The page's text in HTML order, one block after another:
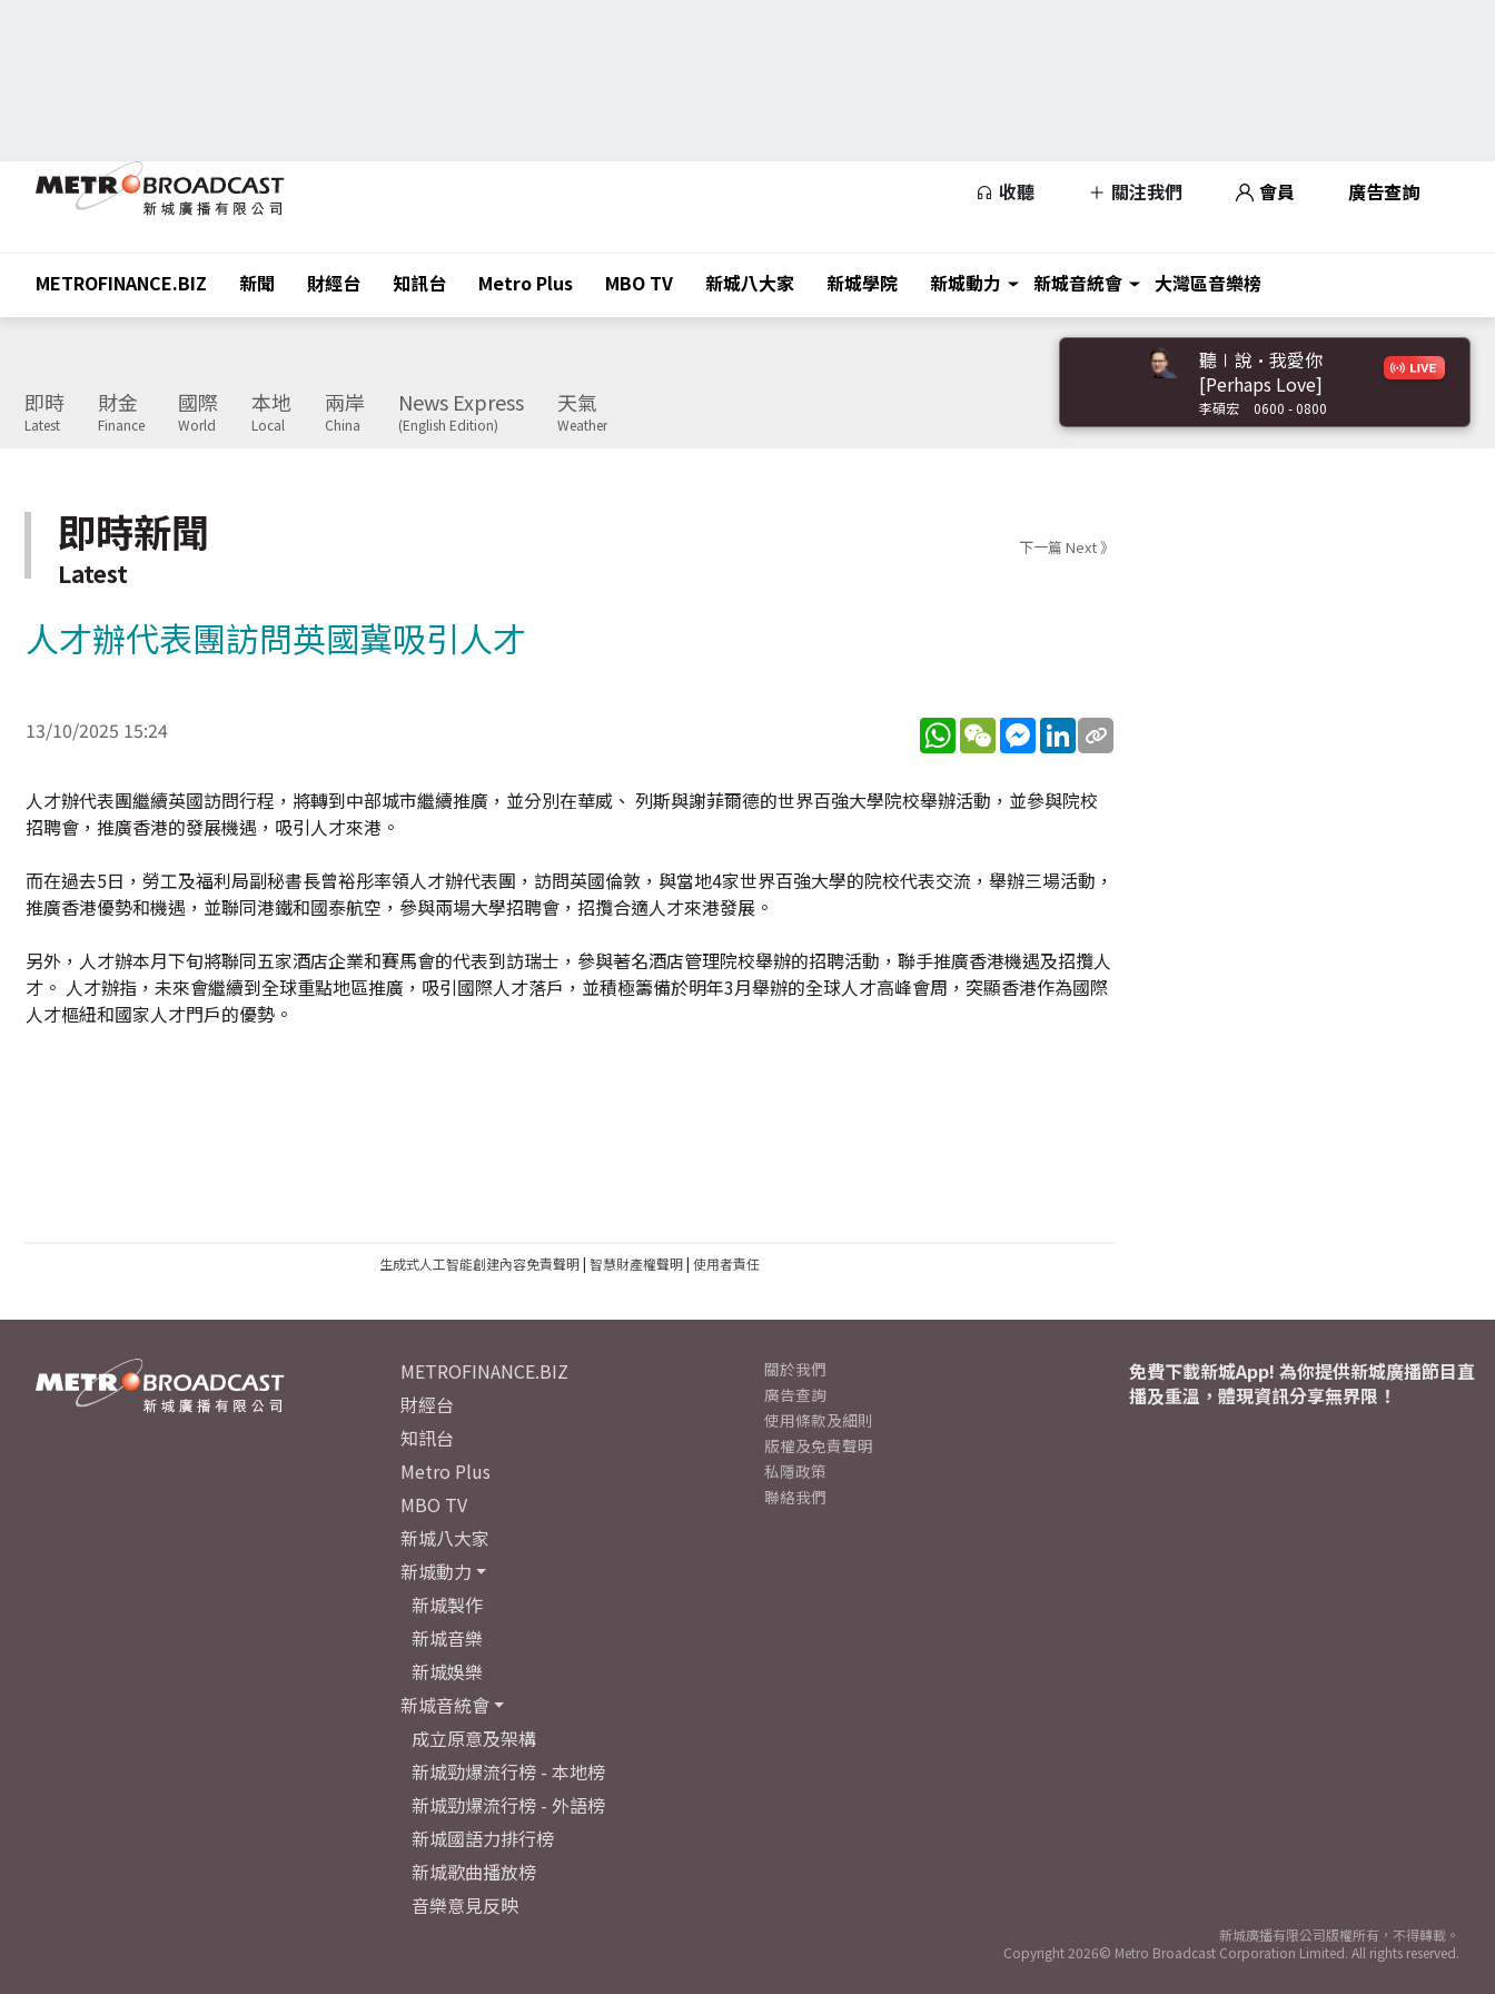
收聽 關注我們 會員 廣告查詢
METROFINANCE.BIZ 新聞 財經台 知訊台 Metro Plus MBO TV 新城八大家 新城學院 新城動力 新城音統會 大灣區音樂榜
即時
Latest
財金
Finance
國際
World
本地
Local
兩岸
China
News Express
(English Edition)
天氣
Weather
聽∣說•我愛你
[Perhaps Love]
李碩宏 0600 - 0800
即時新聞
Latest
下一篇 Next 》
人才辦代表團訪問英國冀吸引人才
13/10/2025 15:24 WhatsApp
WeChatMessenger
LinkedIn
人才辦代表團繼續英國訪問行程，將轉到中部城市繼續推廣，並分別在華威、 列斯與謝菲爾德的世界百強大學院校舉辦活動，並參與院校
招聘會，推廣香港的發展機遇，吸引人才來港。
而在過去5日，勞工及福利局副秘書長曾裕彤率領人才辦代表團，訪問英國倫敦，與當地4家世界百強大學的院校代表交流，舉辦三場活動，
推廣香港優勢和機遇，並聯同港鐵和國泰航空，參與兩場大學招聘會，招攬合適人才來港發展。
另外，人才辦本月下旬將聯同五家酒店企業和賽馬會的代表到訪瑞士，參與著名酒店管理院校舉辦的招聘活動，聯手推廣香港機遇及招攬人
才。 人才辦指，未來會繼續到全球重點地區推廣，吸引國際人才落戶，並積極籌備於明年3月舉辦的全球人才高峰會周，突顯香港作為國際
人才樞紐和國家人才門戶的優勢。
生成式人工智能創建內容免責聲明| 智慧財產權聲明| 使用者責任
METROFINANCE.BIZ
財經台
知訊台
Metro Plus
MBO TV
新城八大家
新城動力
新城製作
新城音樂
新城娛樂
新城音統會
成立原意及架構
新城勁爆流行榜 - 本地榜
新城勁爆流行榜 - 外語榜
新城國語力排行榜
新城歌曲播放榜
音樂意見反映
關於我們
廣告查詢
使用條款及細則
版權及免責聲明
私隱政策
聯絡我們
免費下載新城App! 為你提供新城廣播節目直
播及重溫，體現資訊分享無界限！
新城廣播有限公司版權所有，不得轉載。
Copyright 2026© Metro Broadcast Corporation Limited. All rights reserved.